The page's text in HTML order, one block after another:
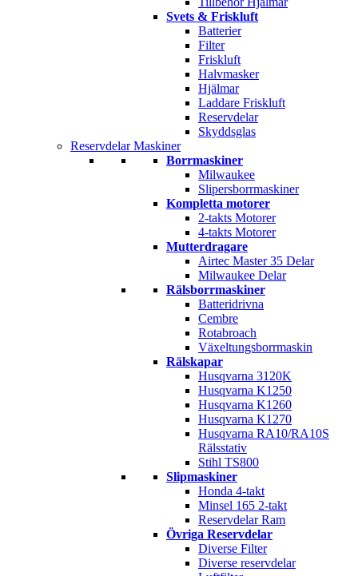
Svets & Friskluft
Batterier
Filter
Friskluft
Halvmasker
Hjälmar
Laddare Friskluft
Reservdelar
Skyddsglas
Reservdelar Maskiner
Borrmaskiner
Milwaukee
Slipersborrmaskiner
Kompletta motorer
2-takts Motorer
4-takts Motorer
Mutterdragare
Airtec Master 35 Delar
Milwaukee Delar
Rälsborrmaskiner
Batteridrivna
Cembre
Rotabroach
Växeltungsborrmaskin
Rälskapar
Husqvarna 3120K
Husqvarna K1250
Husqvarna K1260
Husqvarna K1270
Husqvarna RA10/RA10S
Rälsstativ
Stihl TS800
Slipmaskiner
Honda 4-takt
Minsel 165 2-takt
Reservdelar Ram
Övriga Reservdelar
Diverse Filter
Diverse reservdelar